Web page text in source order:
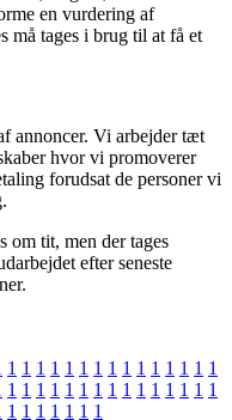
en vurdering af
må tages i brug til at få et
annoncer. Vi arbejder tæt
hvor vi promoverer
forudsat de personer vi
om tit, men der tages
efter seneste
1 1 1 1 1 1 1 1 1 1 1 1 1 1 1
1 1 1 1 1 1 1 1 1 1 1 1 1 1 1
1 1 1 1 1 1 1